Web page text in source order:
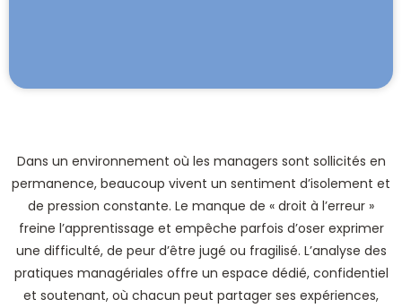
Dans un environnement où les managers sont sollicités en
permanence, beaucoup vivent un sentiment d’isolement et
de pression constante. Le manque de « droit à l’erreur »
freine l’apprentissage et empêche parfois d’oser exprimer
une difficulté, de peur d’être jugé ou fragilisé. L’analyse des
pratiques managériales offre un espace dédié, confidentiel
et soutenant, où chacun peut partager ses expériences,